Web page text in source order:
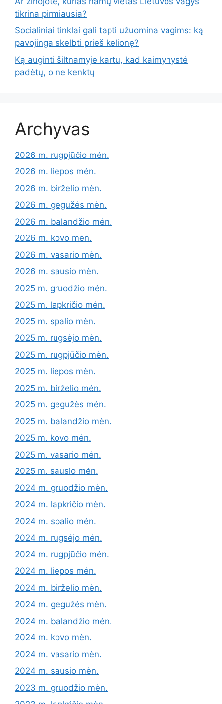
tikrina pirmiausia?
Socialiniai tinklai gali tapti užuomina vagims: ką
pavojinga skelbti prieš kelionę?
Ką auginti šiltnamyje kartu, kad kaimynystė
padėtų, o ne kenktų
Archyvas
2026 m. rugpjūčio mėn.
2026 m. liepos mėn.
2026 m. birželio mėn.
2026 m. gegužės mėn.
2026 m. balandžio mėn.
2026 m. kovo mėn.
2026 m. vasario mėn.
2026 m. sausio mėn.
2025 m. gruodžio mėn.
2025 m. lapkričio mėn.
2025 m. spalio mėn.
2025 m. rugsėjo mėn.
2025 m. rugpjūčio mėn.
2025 m. liepos mėn.
2025 m. birželio mėn.
2025 m. gegužės mėn.
2025 m. balandžio mėn.
2025 m. kovo mėn.
2025 m. vasario mėn.
2025 m. sausio mėn.
2024 m. gruodžio mėn.
2024 m. lapkričio mėn.
2024 m. spalio mėn.
2024 m. rugsėjo mėn.
2024 m. rugpjūčio mėn.
2024 m. liepos mėn.
2024 m. birželio mėn.
2024 m. gegužės mėn.
2024 m. balandžio mėn.
2024 m. kovo mėn.
2024 m. vasario mėn.
2024 m. sausio mėn.
2023 m. gruodžio mėn.